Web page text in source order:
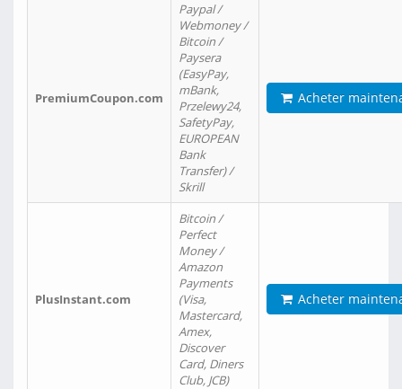
PremiumCoupon.com
Paypal /
Webmoney /
Bitcoin /
Paysera
(EasyPay,
mBank,
Przelewy24,
SafetyPay,
EUROPEAN
Bank
Transfer) /
Skrill
Acheter
PlusInstant.com
Bitcoin /
Perfect
Money /
Amazon
Payments
(Visa,
Mastercard,
Amex,
Discover
Card, Diners
Club, JCB)
Acheter